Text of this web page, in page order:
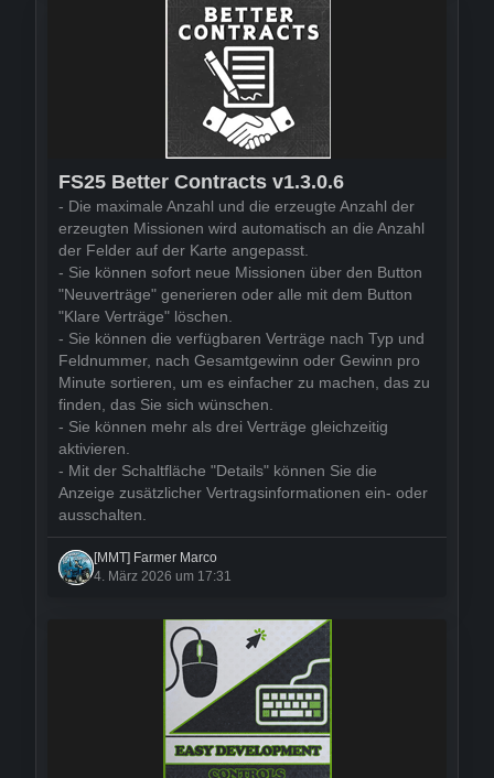
FS25 Better Contracts v1.3.0.6
- Die maximale Anzahl und die erzeugte Anzahl der
erzeugten Missionen wird automatisch an die Anzahl
der Felder auf der Karte angepasst.
- Sie können sofort neue Missionen über den Button
"Neuverträge" generieren oder alle mit dem Button
"Klare Verträge" löschen.
- Sie können die verfügbaren Verträge nach Typ und
Feldnummer, nach Gesamtgewinn oder Gewinn pro
Minute sortieren, um es einfacher zu machen, das zu
finden, das Sie sich wünschen.
- Sie können mehr als drei Verträge gleichzeitig
aktivieren.
- Mit der Schaltfläche "Details" können Sie die
Anzeige zusätzlicher Vertragsinformationen ein- oder
ausschalten.
[MMT] Farmer Marco
4. März 2026 um 17:31